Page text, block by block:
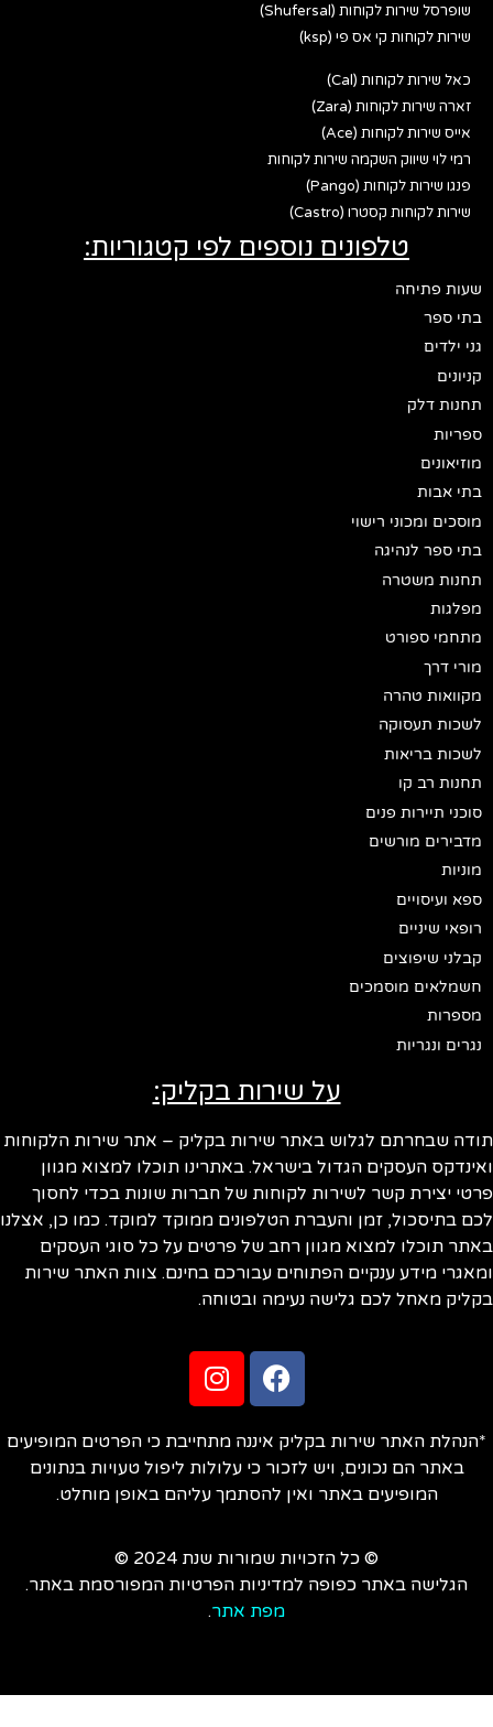
שופרסל שירות לקוחות (Shufersal)
שירות לקוחות קי אס פי (ksp)
כאל שירות לקוחות (Cal)
זארה שירות לקוחות (Zara)
אייס שירות לקוחות (Ace)
רמי לוי שיווק השקמה שירות לקוחות
פנגו שירות לקוחות (Pango)
שירות לקוחות קסטרו (Castro)
טלפונים נוספים לפי קטגוריות:
שעות פתיחה
בתי ספר
גני ילדים
קניונים
תחנות דלק
ספריות
מוזיאונים
בתי אבות
מוסכים ומכוני רישוי
בתי ספר לנהיגה
תחנות משטרה
מפלגות
מתחמי ספורט
מורי דרך
מקוואות טהרה
לשכות תעסוקה
לשכות בריאות
תחנות רב קו
סוכני תיירות פנים
מדבירים מורשים
מוניות
ספא ועיסויים
רופאי שיניים
קבלני שיפוצים
חשמלאים מוסמכים
מספרות
נגרים ונגריות
על שירות בקליק:
שבחרתם לגלוש באתר שירות בקליק – אתר שירות הלקוחות
העסקים הגדול בישראל. באתרינו תוכלו למצוא מגוון
יצירת קשר לשירות לקוחות של חברות שונות בכדי לחסוך
בתיסכול, זמן והעברת הטלפונים ממוקד למוקד. כמו כן, אצלנו
תוכלו למצוא מגוון רחב של פרטים על כל סוגי העסקים
מידע ענקיים הפתוחים עבורכם בחינם. צוות האתר שירות
מאחל לכם גלישה נעימה ובטוחה.
האתר שירות בקליק איננה מתחייבת כי הפרטים המופיעים
באתר הם נכונים, ויש לזכור כי עלולות ליפול טעויות בנתונים
המופיעים באתר ואין להסתמך עליהם באופן מוחלט.
© כל הזכויות שמורות שנת 2024 ©
הגלישה באתר כפופה למדיניות הפרטיות המפורסמת באתר.
מפת אתר.